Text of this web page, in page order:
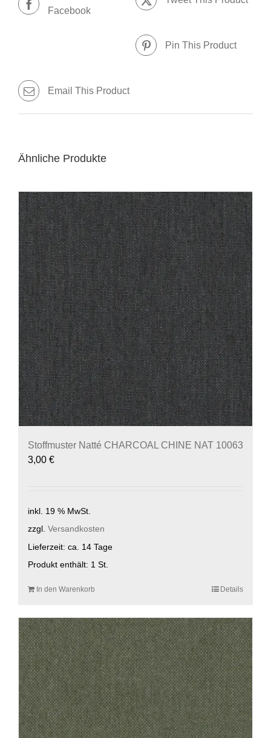
Facebook
Pin This Product
Email This Product
Ähnliche Produkte
Stoffmuster Natté CHARCOAL CHINE NAT 10063
3,00 €
inkl. 19 % MwSt.
zzgl. Versandkosten
Lieferzeit: ca. 14 Tage
Produkt enthält: 1 St.
In den Warenkorb Details